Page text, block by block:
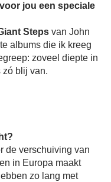
jou een speciale
Steps van John
albums die ik kreeg
zoveel diepte in
zó blij van.
de verschuiving van
in Europa maakt
zo lang met